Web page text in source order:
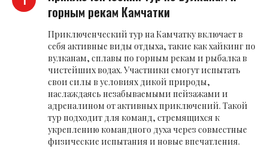
горным рекам Камчатки
Приключенческий тур на Камчатку включает в
себя активные виды отдыха, такие как хайкинг по
вулканам, сплавы по горным рекам и рыбалка в
чистейших водах. Участники смогут испытать
свои силы в условиях дикой природы,
наслаждаясь незабываемыми пейзажами и
адреналином от активных приключений. Такой
тур подходит для команд, стремящихся к
укреплению командного духа через совместные
физические испытания и новые впечатления.